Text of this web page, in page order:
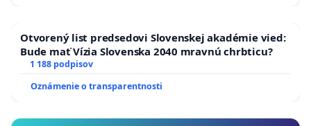
Otvorený list predsedovi Slovenskej akadémie vied:
Bude mať Vízia Slovenska 2040 mravnú chrbticu?
1 188 podpisov
Oznámenie o transparentnosti